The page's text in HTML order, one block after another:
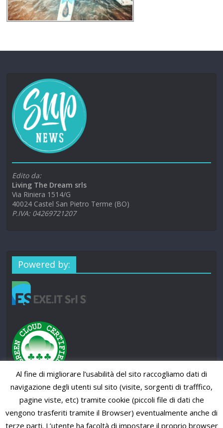
Edito da:
Living The Dream srls
Via Riniera 1514/G
40024 Castel San Pietro Terme (BO)
P.IVA: 04269721207
Powered by:
Al fine di migliorare l’usabilità del sito raccogliamo dati di
navigazione degli utenti sul sito (visite, sorgenti di trafffico,
pagine viste, etc) tramite cookie (piccoli file di dati che
vengono trasferiti tramite il Browser) eventualmente anche di
terze parti. L’utente ha facoltà di impostare il proprio browser